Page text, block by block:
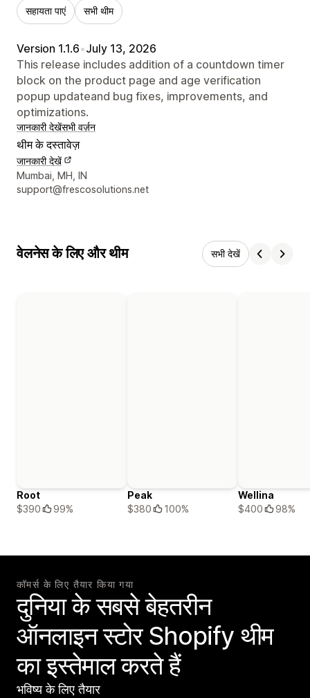
सहायता पाएं सभी थीम
Version 1.1.6•July 13, 2026
This release includes addition of a countdown timer
block on the product page and age verification
popup updateand bug fixes, improvements, and
optimizations.
जानकारी देखेंसभी वर्ज़न
थीम के दस्तावेज़
जानकारी देखें
डिज़ाइनर के संपर्क की जानकारी
Mumbai, MH, IN
support@frescosolutions.net
वेलनेस के लिए और थीम सभी देखें
Root
$390
99%
Peak
$380
100%
Wellina
$400
98%
कॉमर्स के लिए तैयार किया गया
दुनिया के सबसे बेहतरीन
ऑनलाइन स्टोर Shopify थीम
का इस्तेमाल करते हैं
भविष्य के लिए तैयार